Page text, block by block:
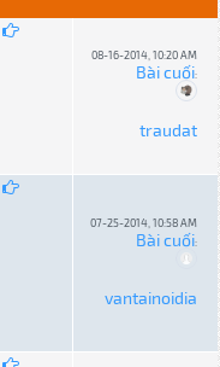
08-16-2014, 10:20 AM
Bài cuối:
traudat
07-25-2014, 10:58 AM
Bài cuối:
vantainoidia